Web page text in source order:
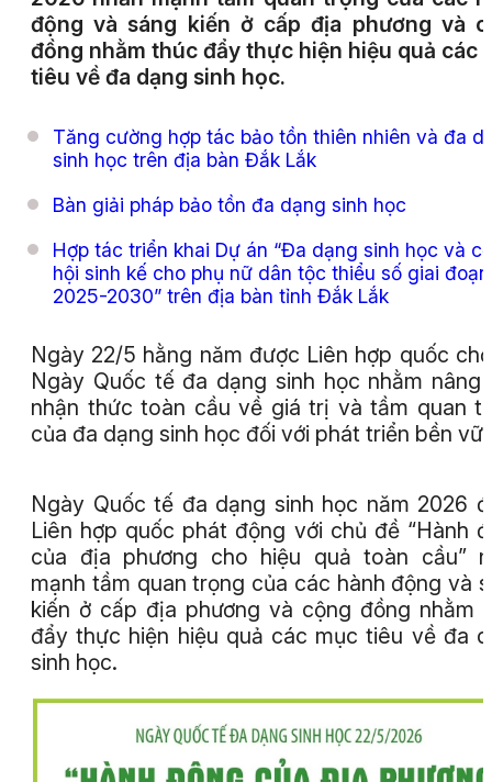
động và sáng kiến ở cấp địa phương và
đồng nhằm thúc đẩy thực hiện hiệu quả các
tiêu về đa dạng sinh học.
Tăng cường hợp tác bảo tồn thiên nhiên và đa
sinh học trên địa bàn Đắk Lắk
Bàn giải pháp bảo tồn đa dạng sinh học
Hợp tác triển khai Dự án “Đa dạng sinh học và cơ
hội sinh kế cho phụ nữ dân tộc thiểu số giai đoạn
2025-2030” trên địa bàn tỉnh Đắk Lắk
Ngày 22/5 hằng năm được Liên hợp quốc
Ngày Quốc tế đa dạng sinh học nhằm nâng
nhận thức toàn cầu về giá trị và tầm quan
của đa dạng sinh học đối với phát triển bền
Ngày Quốc tế đa dạng sinh học năm 2026
Liên hợp quốc phát động với chủ đề “Hành
của địa phương cho hiệu quả toàn cầu”
mạnh tầm quan trọng của các hành động và
kiến ở cấp địa phương và cộng đồng nhằm
đẩy thực hiện hiệu quả các mục tiêu về đa
sinh học.